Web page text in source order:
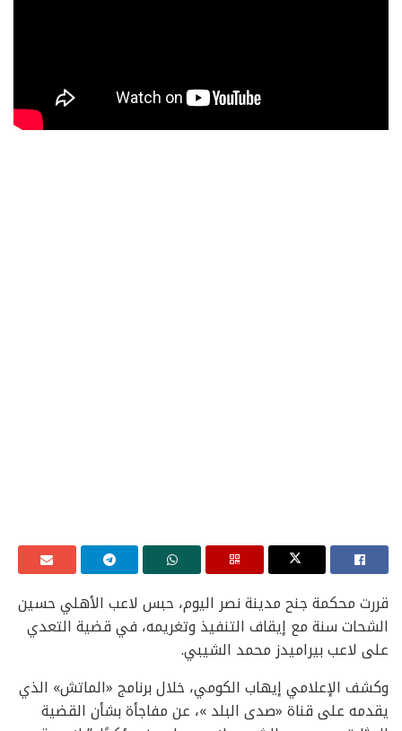
قررت محكمة جنح مدينة نصر اليوم، حبس لاعب الأهلي حسين
الشحات سنة مع إيقاف التنفيذ وتغريمه، في قضية التعدي
على لاعب بيراميدز محمد الشيبي.
وكشف الإعلامي إيهاب الكومي، خلال برنامج «الماتش» الذي
يقدمه على قناة «صدى البلد »، عن مفاجأة بشأن القضية